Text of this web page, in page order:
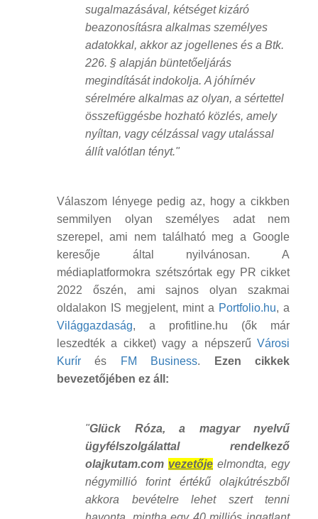
sugalmazásával, kétséget kizáró
beazonosításra alkalmas személyes
adatokkal, akkor az jogellenes és a Btk.
226. § alapján büntetőeljárás
megindítását indokolja. A jóhírnév
sérelmére alkalmas az olyan, a sértettel
összefüggésbe hozható közlés, amely
nyíltan, vagy célzással vagy utalással
állít valótlan tényt."
Válaszom lényege pedig az, hogy a cikkben
semmilyen olyan személyes adat nem
szerepel, ami nem található meg a Google
keresője által nyilvánosan. A
médiaplatformokra szétszórtak egy PR cikket
2022 őszén, ami sajnos olyan szakmai
oldalakon IS megjelent, mint a Portfolio.hu, a
Világgazdaság, a profitline.hu (ők már
leszedték a cikket) vagy a népszerű Városi
Kurír és FM Business.
Ezen cikkek
bevezetőjében ez áll:
"Glück Róza, a magyar nyelvű
ügyfélszolgálattal rendelkező
olajkutam.com vezetője elmondta, egy
négymillió forint értékű olajkútrészből
akkora bevételre lehet szert tenni